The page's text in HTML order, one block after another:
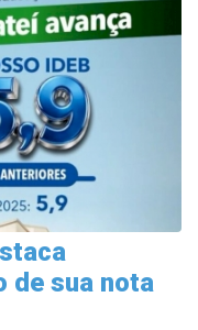
de sua nota